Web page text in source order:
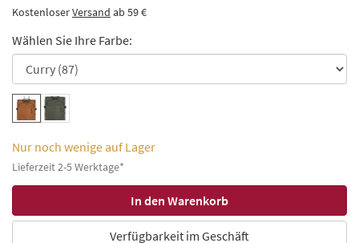
KostenloserVersand ab 59 €
Wählen Sie Ihre Farbe:
Nur noch wenige auf Lager
Lieferzeit 2-5 Werktage*
Verfügbarkeit im Geschäft